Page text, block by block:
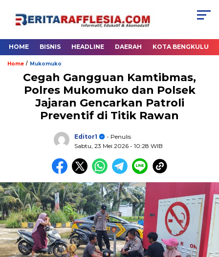
HOME BISNIS HEADLINE DAERAH KOTA BENGKULU
Home / Mukomuko
Cegah Gangguan Kamtibmas,
Polres Mukomuko dan Polsek
Jajaran Gencarkan Patroli
Preventif di Titik Rawan
Editor1
- Penulis
Sabtu, 23 Mei 2026 - 10:28 WIB